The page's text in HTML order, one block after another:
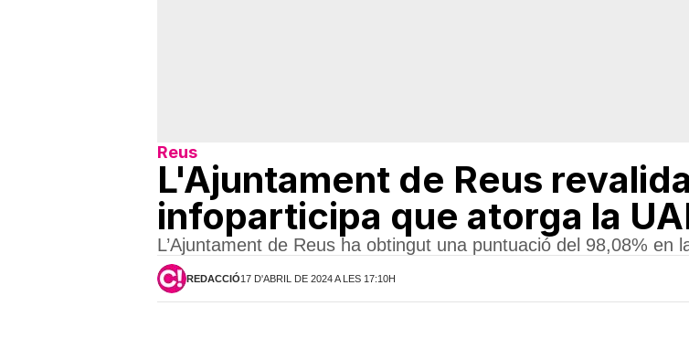
Reus
L'Ajuntament de Reus
infoparticipa que atorga la
L’Ajuntament de Reus ha obtingut una puntuació del 98,08% en
REDACCIÓ17 D'ABRIL DE 2024 A LES 17:10H